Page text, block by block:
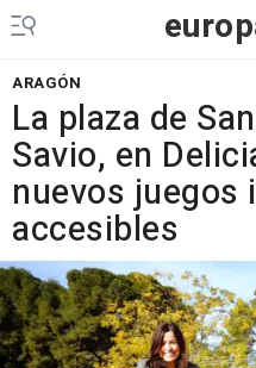
ARAGÓN
La plaza de
Savio, en
nuevos
accesibles